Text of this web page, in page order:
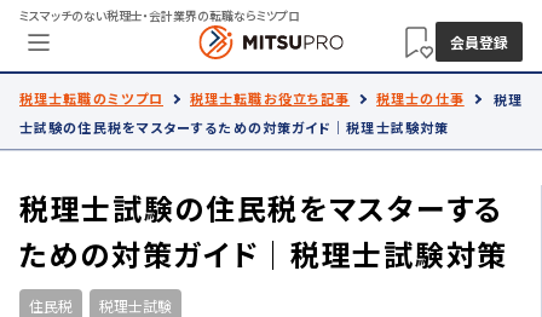
ミスマッチのない税理士・会計業界の転職ならミツプロ
会員登録
税理士転職のミツプロ 税理士転職お役立ち記事 税理士の仕事
税理
士試験の住民税をマスターするための対策ガイド｜税理士試験対策
税理士試験の住民税をマスターする
ための対策ガイド｜税理士試験対策
住民税 税理士試験